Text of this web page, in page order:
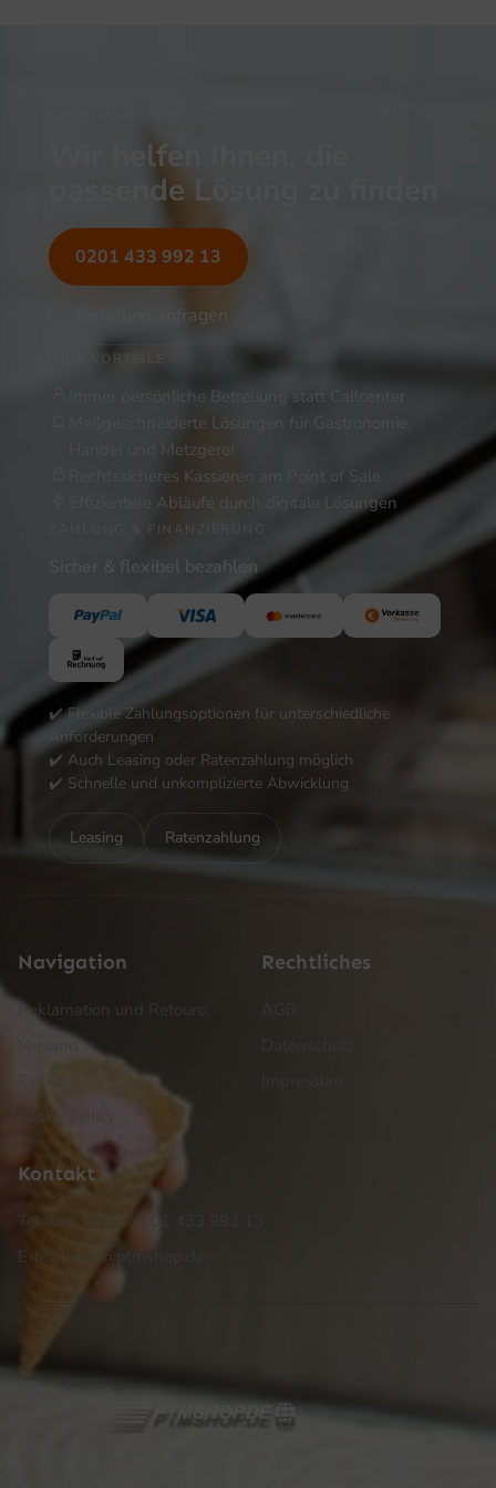
Wir helfen Ihnen, die
passende Lösung zu finden
0201 433 992 13
Beratung anfragen
IHRE VORTEILE
Immer persönliche Betreuung statt Callcenter
Maßgeschneiderte Lösungen für Gastronomie,
Handel und Metzgerei
Rechtssicheres Kassieren am Point of Sale
Effizientere Abläufe durch digitale Lösungen
ZAHLUNG & FINANZIERUNG
Sicher & flexibel bezahlen
✔️ Flexible Zahlungsoptionen für unterschiedliche
Anforderungen
✔️ Auch Leasing oder Ratenzahlung möglich
✔️ Schnelle und unkomplizierte Abwicklung
Leasing Ratenzahlung
Navigation
Reklamation und Retoure
Cookie Policy
Rechtliches
Kontakt
Telefon: +49 (0) 201 433 992 13
E-Mail: info@ptmshop.de